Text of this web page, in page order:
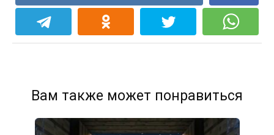
Вам также может понравиться